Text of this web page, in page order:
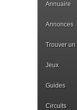
Annuaire
Annonces
Trouver un
Jeux
Guides
Circuits